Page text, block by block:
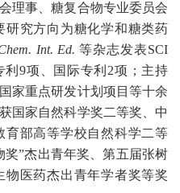
理事、糖复合物专业委员会
究方向为糖化学和糖类药
Int. Ed. 等杂志发表SCI
利9项、国际专利2项；主持
家重点研发计划项目等十余
国家自然科学奖二等奖、中
育部高等学校自然科学二等
奖”杰出青年奖、第五届张树
医药杰出青年学者奖等奖